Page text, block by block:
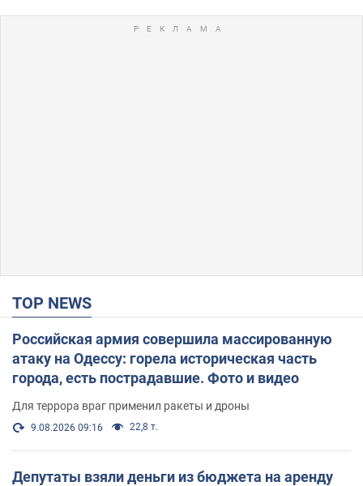
TOP NEWS
Российская армия совершила массированную
атаку на Одессу: горела историческая часть
города, есть пострадавшие. Фото и видео
Для террора враг применил ракеты и дроны
9.08.2026 09:16 22,8 т.
Депутаты взяли деньги из бюджета на аренду